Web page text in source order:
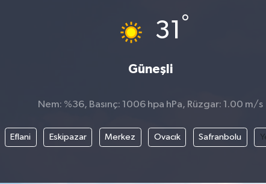
31 °
Güneşli
Nem: %36, Basınç: 1006 hpa hPa, Rüzgar: 1.00 m/s
Eflani Eskipazar Merkez Ovacık Safranbolu